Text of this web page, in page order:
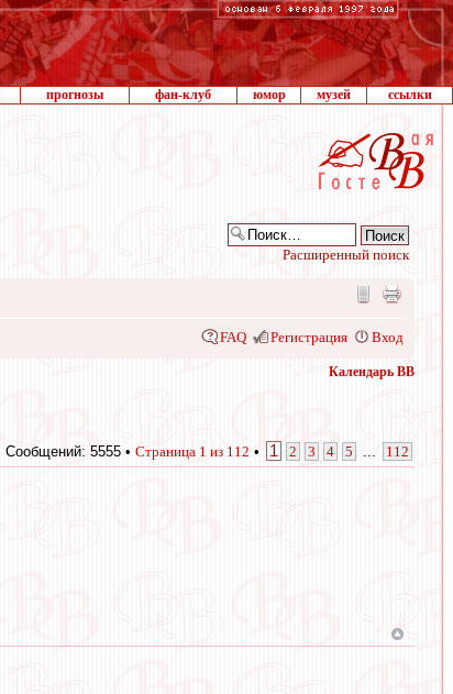
прогнозы фан-клуб юмор музей ссылки
Расширенный поиск
FAQ Регистрация Вход
Календарь ВВ
Сообщений: 5555 • Страница 1 из 112 • 1 2 3 4 5 112